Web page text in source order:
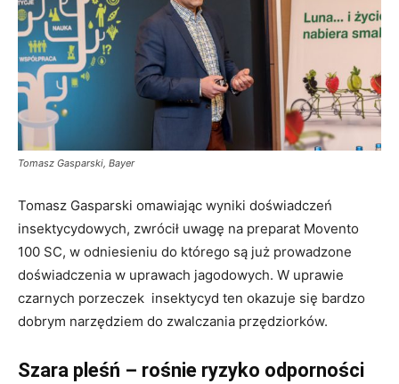
Tomasz Gasparski, Bayer
Tomasz Gasparski omawiając wyniki doświadczeń
insektycydowych, zwrócił uwagę na preparat Movento
100 SC, w odniesieniu do którego są już prowadzone
doświadczenia w uprawach jagodowych. W uprawie
czarnych porzeczek insektycyd ten okazuje się bardzo
dobrym narzędziem do zwalczania przędziorków.
Szara pleśń – rośnie ryzyko odporności